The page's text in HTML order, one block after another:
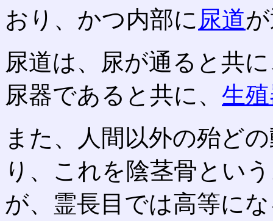
おり、かつ内部に尿道
尿道は、尿が通ると共
尿器であると共に、 生
また、人間以外の殆ど
り、これを陰茎骨とい
が、霊長目では高等に